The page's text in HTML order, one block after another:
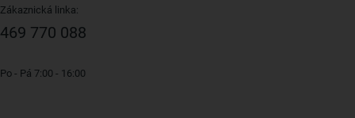
Zákaznická linka:
469 770 088
Po - Pá 7:00 - 16:00